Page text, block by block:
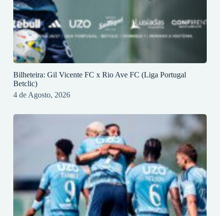
Bilheteira: Gil Vicente FC x Rio Ave FC (Liga Portugal
Betclic)
4 de Agosto, 2026